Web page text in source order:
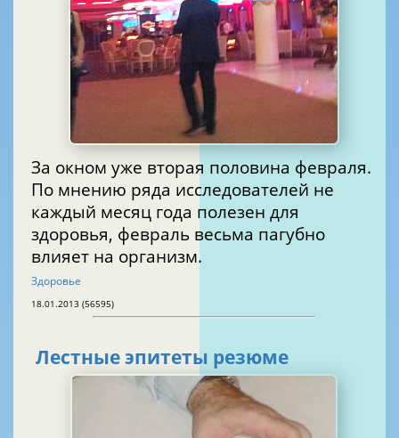
За окном уже вторая половина февраля.
По мнению ряда исследователей не
каждый месяц года полезен для
здоровья, февраль весьма пагубно
влияет на организм.
Здоровье
18.01.2013 (56595)
Лестные эпитеты резюме